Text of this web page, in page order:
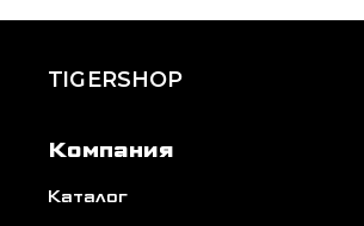
TIGERSHOP
Компания
Каталог